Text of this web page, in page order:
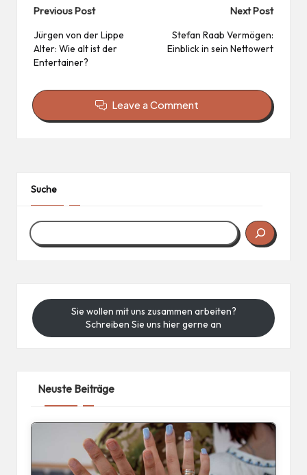
Post
navigation
Previous Post
Jürgen von der Lippe
Alter: Wie alt ist der
Entertainer?
Next Post
Stefan Raab Vermögen:
Einblick in sein Nettowert
Leave a Comment
Suche
Sie wollen mit uns zusammen arbeiten?
Schreiben Sie uns hier gerne an
Neuste Beiträge